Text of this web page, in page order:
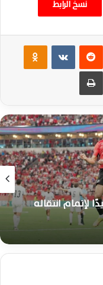
نسخ الرابط
بينتيريست ‏VKontakte
مشاركة عبر البريد طباعة
لإتمام انتقاله